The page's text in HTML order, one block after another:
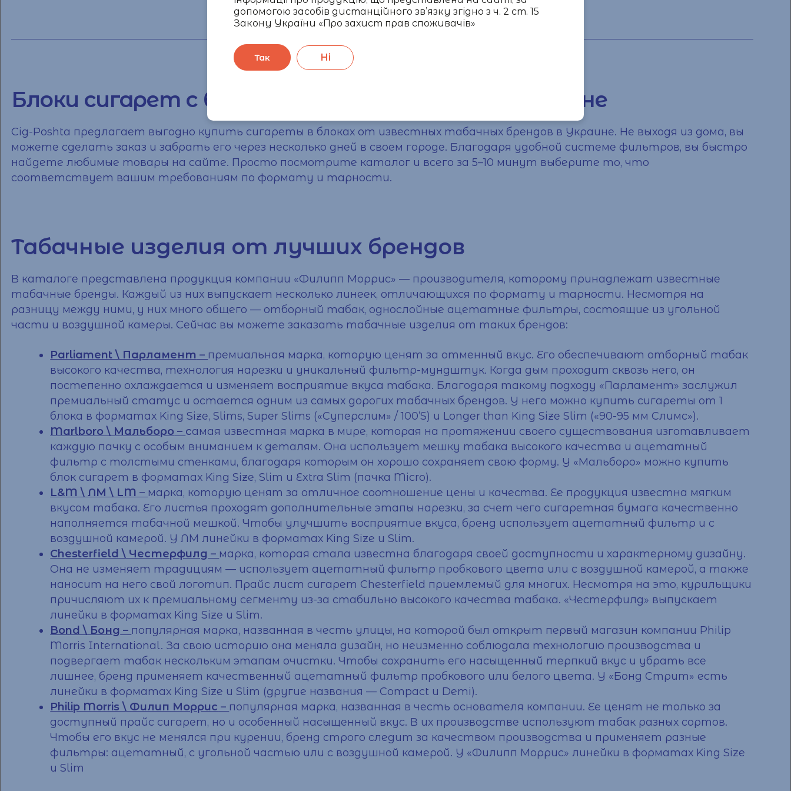
допомогою засобів дистанційного зв’язку згідно з ч. 2 ст. 15
Закону України «Про захист прав споживачів»
Так Ні
Блоки сигарет с бесплатной доставкой по Украине
Cig-Poshta предлагает выгодно купить сигареты в блоках от известных табачных брендов в Украине. Не выходя из дома, вы
можете сделатьзаказ и забрать его через несколько дней в своем городе. Благодаря удобной системе фильтров, вы быстро
найдете любимые товары на сайте. Просто посмотрите каталог и всего за 5–10 минут выберите то, что
соответствует вашим требованиям по формату и тарности.
Табачные изделия от лучших брендов
В каталоге представлена продукция компании «Филипп Моррис» — производителя, которому принадлежат известные
табачные бренды. Каждый из них выпускает несколько линеек, отличающихся по формату и тарности. Несмотря на
разницу между ними, у них много общего — отборный табак, однослойные ацетатные фильтры, состоящие из угольной
части и воздушной камеры. Сейчас вы можетезаказать табачные изделия от таких брендов:
Parliament \ Парламент – премиальная марка, которую ценят за отменный вкус. Его обеспечивают отборный табак
высокого качества, технология нарезки и уникальный фильтр-мундштук. Когда дым проходит сквозь него, он
постепенно охлаждается и изменяет восприятие вкуса табака. Благодаря такому подходу «Парламент» заслужил
премиальный статус и остается одним из самых дорогих табачных брендов. У него можно купить сигареты от 1
блока в форматах King Size, Slims, Super Slims («Суперслим» / 100’S) и Longer than King Size Slim («90-95 мм Слимс»).
Marlboro \ Мальборо – самая известная марка в мире, которая на протяжении своего существования изготавливает
каждую пачку с особым вниманием к деталям. Она использует мешку табака высокого качества и ацетатный
фильтр с толстыми стенками, благодаря которым он хорошо сохраняет свою форму. У «Мальборо» можно купить
блок сигарет в форматах King Size, Slim и Extra Slim (пачка Micro).
L&M \ ЛМ \ LM – марка, которую ценят за отличное соотношение цены и качества. Ее продукция известна мягким
вкусом табака. Его листья проходят дополнительные этапы нарезки, за счет чего сигаретная бумага качественно
наполняется табачной мешкой. Чтобы улучшить восприятие вкуса, бренд использует ацетатный фильтр и с
воздушной камерой. У ЛМ линейки в форматах King Size и Slim.
Chesterfield \ Честерфилд – марка, которая стала известна благодаря своей доступности и характерному дизайну.
Она не изменяет традициям — использует ацетатный фильтр пробкового цвета или с воздушной камерой, а также
наносит на него свой логотип. Прайс лист сигарет Chesterfield приемлемый для многих. Несмотря на это, курильщики
причисляют их к премиальному сегменту из-за стабильно высокого качества табака. «Честерфилд» выпускает
линейки в форматах King Size и Slim.
Bond \ Бонд – популярная марка, названная в честь улицы, на которой был открыт первый магазин компании Philip
Morris International. За свою историю она меняла дизайн, но неизменно соблюдала технологию производства и
подвергает табак нескольким этапам очистки. Чтобы сохранить его насыщенный терпкий вкус и убрать все
лишнее, бренд применяет качественный ацетатный фильтр пробкового или белого цвета. У «Бонд Стрит» есть
линейки в форматах King Size и Slim (другие названия — Compact и Demi).
Philip Morris \ Филип Моррис – популярная марка, названная в честь основателя компании. Ее ценят не только за
доступный прайс сигарет, но и особенный насыщенный вкус. В их производстве используют табак разных сортов.
Чтобы его вкус не менялся при курении, бренд строго следит за качеством производства и применяет разные
фильтры: ацетатный, с угольной частью или с воздушной камерой. У «Филипп Моррис» линейки в форматах King Size
и Slim